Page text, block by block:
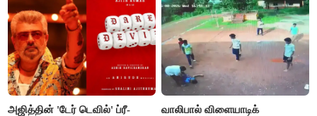
அஜித்தின் 'டேர் டெவில்' ப்ரீ-
வாலிபால் விளையாடிக்